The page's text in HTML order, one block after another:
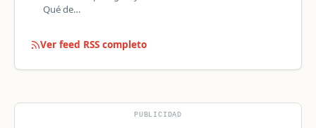
Qué de…
Ver feed RSS completo
PUBLICIDAD